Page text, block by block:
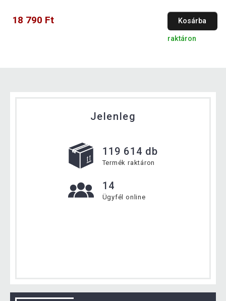
18 790 Ft Kosárba
raktáron
Jelenleg
119 614 db
Termék raktáron
14
Ügyfél online